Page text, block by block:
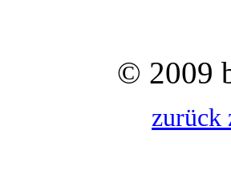
© 2009
zurück